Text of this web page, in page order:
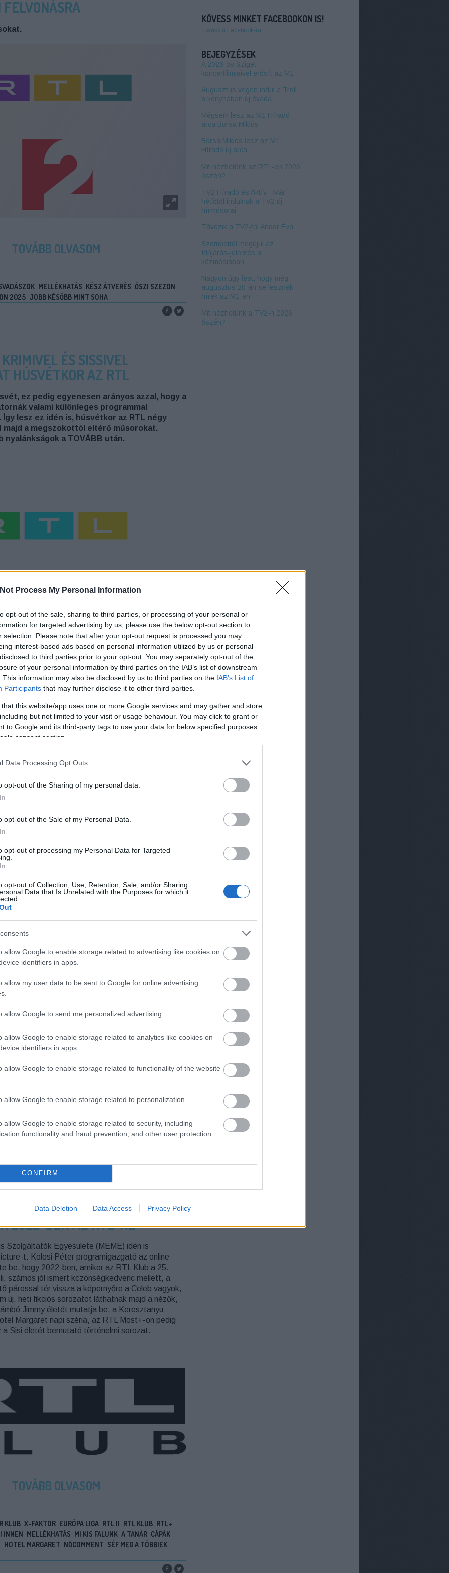
Process My Personal Information
opt-out of the sale, sharing to third parties, or processing of your personal or
for targeted advertising by us, please use the below opt-out section to
selection. Please note that after your opt-out request is processed you may
interest-based ads based on personal information utilized by us or personal
to third parties prior to your opt-out. You may separately opt-out of the
of your personal information by third parties on the IAB’s list of downstream
This information may also be disclosed by us to third parties on the IAB’s List of
Participants that may further disclose it to other third parties.
that this website/app uses one or more Google services and may gather and store
but not limited to your visit or usage behaviour. You may click to grant or
to Google and its third-party tags to use your data for below specified purposes
consent section.
Data Processing Opt Outs
opt-out of the Sharing of my personal data.
opt-out of the Sale of my Personal Data.
opt-out of processing my Personal Data for Targeted
opt-out of Collection, Use, Retention, Sale, and/or Sharing
Data that Is Unrelated with the Purposes for which it
allow Google to enable storage related to advertising like cookies on
identifiers in apps.
allow my user data to be sent to Google for online advertising
allow Google to send me personalized advertising.
allow Google to enable storage related to analytics like cookies on
identifiers in apps.
allow Google to enable storage related to functionality of the website
allow Google to enable storage related to personalization.
allow Google to enable storage related to security, including
functionality and fraud prevention, and other user protection.
CONFIRM
Data Deletion Data Access Privacy Policy
TOVÁBB OLVASOM
MELLÉKHATÁS KÉSZ ÁTVERÉS ŐSZI SZEZON
2025 JOBB KÉSŐBB MINT SOHA
ÉS SISSIVEL
HÚSVÉTKOR AZ RTL
ez pedig egyenesen arányos azzal, hogy a
valami különleges programmal
Így lesz ez idén is, húsvétkor az RTL négy
majd a megszokottól eltérő műsorokat.
nyalánkságok a TOVÁBB után.
TOVÁBB OLVASOM
HÁZASODNA A GAZDA! SISSI-SOROZAT
INDUL AZ RTL
és saját streamingszolgáltatást
lesz az első előfizetéses, reklámmentes
amelynek célja, hogy helyi tartalmat kínáljon
RTL+-on debütál majd a Zámbó Jimmy életét
sorozat, A Király és az On The Spot
számos további, saját gyártású,
készülő RTL produkció, fikciós sorozat
Az RTL+-on összesen 5000 órányi tartalom,
az előfizetőket. Az RTL+-ba integrálódnak a
videóplatformjai, az RTL Most és az RTL
lineáris csatorna neve RTL HÁROM-ra
2022-BEN AZ RTL-RE
Szolgáltatók Egyesülete (MEME) idén is
t. Kolosi Péter programigazgató az online
be, hogy 2022-ben, amikor az RTL Klub a 25.
számos jól ismert közönségkedvenc mellett, a
párossal tér vissza a képernyőre a Celeb vagyok,
új, heti fikciós sorozatot láthatnak majd a nézők,
Jimmy életét mutatja be, a Keresztanyu
Margaret napi széria, az RTL Most+-on pedig
a Sisi életét bemutató történelmi sorozat.
TOVÁBB OLVASOM
KLUB X-FAKTOR EURÓPA LIGA RTL II RTL KLUB RTL+
INNEN MELLÉKHATÁS MI KIS FALUNK A TANÁR CÁPÁK
HOTEL MARGARET NŐCOMMENT SÉF MEG A TÖBBIEK
KÖVESS MINKET FACEBOOKON IS!
Tovább a Facebook-ra
BEJEGYZÉSEK
A 2026-os Sziget
koncertfilmjeivel erősít az M1
Augusztus végén indul a Troll
a konyhában új évada
Mégsem lesz az M1 Híradó
arca Borsa Miklós
Borsa Miklós lesz az M1
Híradó új arca
Mit nézhetünk az RTL-en 2026
őszén?
TV2 Híradó és Aktív - Már
hétfőtől indulnak a TV2 új
hírműsorai
Távozik a TV2-től Andor Éva
Szombattól megújul az
Időjárás-jelentés a
közmédiában
Nagyon úgy fest, hogy még
augusztus 20-án se lesznek
hírek az M1-en
Mit nézhetünk a TV2-n 2026
őszén?